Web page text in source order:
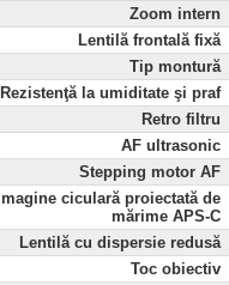
Zoom intern
Lentilă frontală fixă
Tip montură
Rezistenţă la umiditate şi praf
Retro filtru
AF ultrasonic
Stepping motor AF
Imagine ciculară proiectată de
mărime APS-C
Lentilă cu dispersie redusă
Toc obiectiv